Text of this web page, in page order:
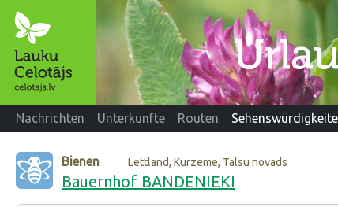
Nachrichten Unterkünfte Routen
Bienen Lettland, Kurzeme, Talsu novads
Bauernhof BANDENIEKI